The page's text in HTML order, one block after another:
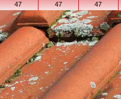
47
47
47